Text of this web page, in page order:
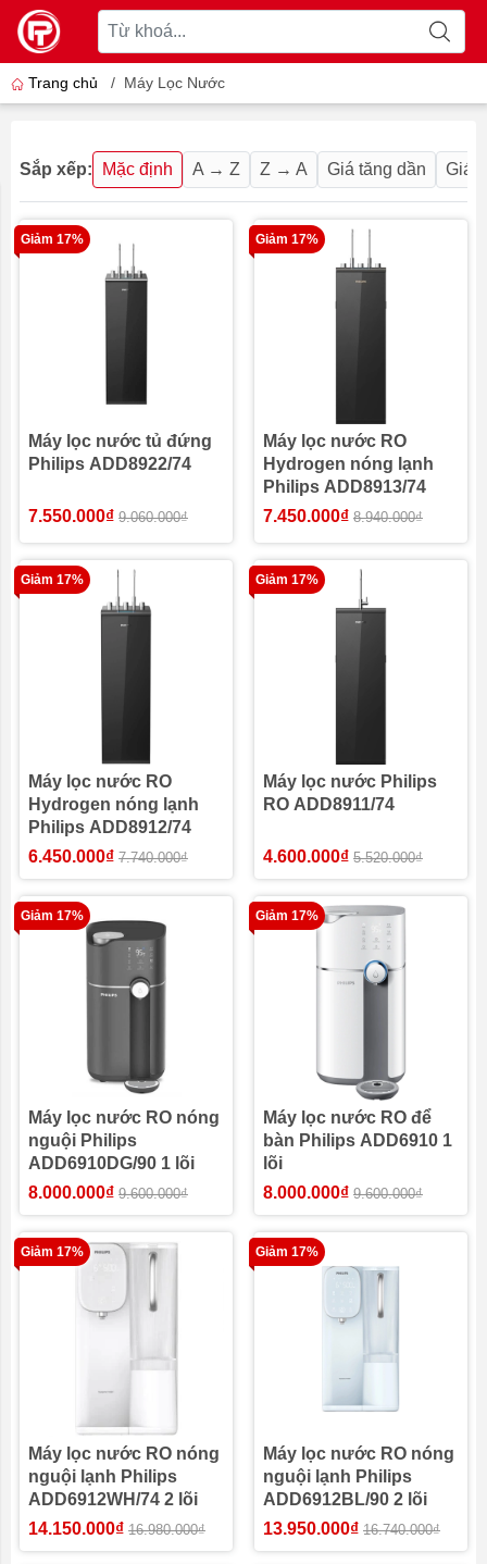
Trang chủ / Máy Lọc Nước
Sắp xếp: Mặc định A → Z Z → A Giá tăng dần Giá
Giảm 17%
Máy lọc nước tủ đứng
Philips ADD8922/74
7.550.000₫ 9.060.000₫
Giảm 17%
Máy lọc nước RO
Hydrogen nóng lạnh
Philips ADD8913/74
7.450.000₫ 8.940.000₫
Giảm 17%
Máy lọc nước RO
Hydrogen nóng lạnh
Philips ADD8912/74
6.450.000₫ 7.740.000₫
Giảm 17%
Máy lọc nước Philips
RO ADD8911/74
4.600.000₫ 5.520.000₫
Giảm 17%
Máy lọc nước RO nóng
nguội Philips
ADD6910DG/90 1 lõi
8.000.000₫ 9.600.000₫
Giảm 17%
Máy lọc nước RO để
bàn Philips ADD6910 1
lõi
8.000.000₫ 9.600.000₫
Giảm 17%
Máy lọc nước RO nóng
nguội lạnh Philips
ADD6912WH/74 2 lõi
14.150.000₫ 16.980.000₫
Giảm 17%
Máy lọc nước RO nóng
nguội lạnh Philips
ADD6912BL/90 2 lõi
13.950.000₫ 16.740.000₫